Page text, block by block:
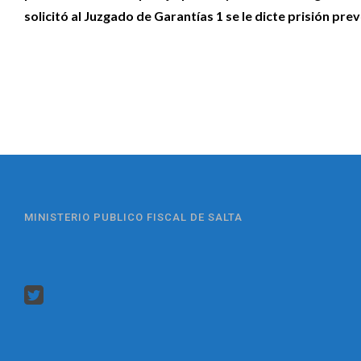
solicitó al Juzgado de Garantías 1 se le dicte prisión
MINISTERIO PUBLICO FISCAL DE SALTA